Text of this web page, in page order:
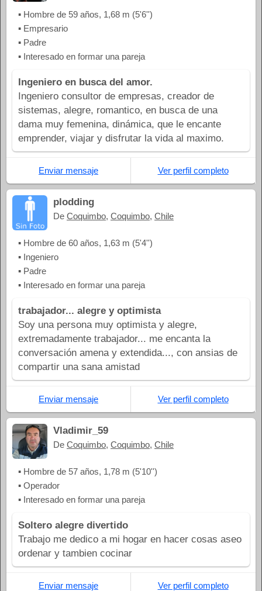
▪ Hombre de 59 años, 1,68 m (5'6'')
▪ Empresario
▪ Padre
▪ Interesado en formar una pareja
Ingeniero en busca del amor.
Ingeniero consultor de empresas, creador de
sistemas, alegre, romantico, en busca de una
dama muy femenina, dinámica, que le encante
emprender, viajar y disfrutar la vida al maximo.
Enviar mensaje Ver perfil completo
plodding
De Coquimbo, Coquimbo, Chile
▪ Hombre de 60 años, 1,63 m (5'4'')
▪ Ingeniero
▪ Padre
▪ Interesado en formar una pareja
trabajador... alegre y optimista
Soy una persona muy optimista y alegre,
extremadamente trabajador... me encanta la
conversación amena y extendida..., con ansias de
compartir una sana amistad
Enviar mensaje Ver perfil completo
Vladimir_59
De Coquimbo, Coquimbo, Chile
▪ Hombre de 57 años, 1,78 m (5'10'')
▪ Operador
▪ Interesado en formar una pareja
Soltero alegre divertido
Trabajo me dedico a mi hogar en hacer cosas aseo
ordenar y tambien cocinar
Enviar mensaje Ver perfil completo